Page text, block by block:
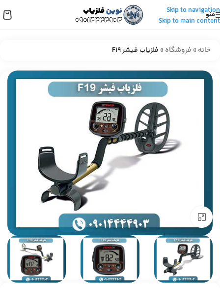
Skip to navigation
Skip to main content
منو
خانه » فروشگاه » فلزیاب فیشر F19
برای بزرگنمایی کلیک کنید